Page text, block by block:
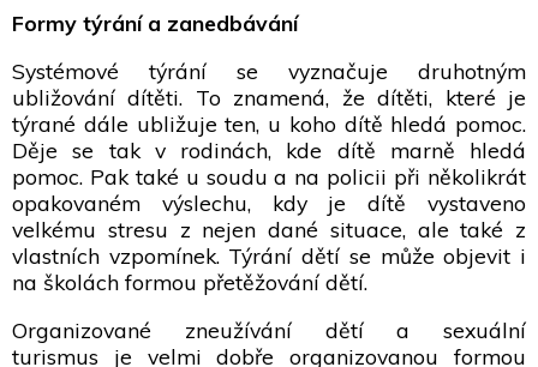
Formy týrání a zanedbávání
Systémové týrání se vyznačuje druhotným
ubližování dítěti. To znamená, že dítěti, které je
týrané dále ubližuje ten, u koho dítě hledá pomoc.
Děje se tak v rodinách, kde dítě marně hledá
pomoc. Pak také u soudu a na policii při několikrát
opakovaném výslechu, kdy je dítě vystaveno
velkému stresu z nejen dané situace, ale také z
vlastních vzpomínek. Týrání dětí se může objevit i
na školách formou přetěžování dětí.
Organizované zneužívání dětí a sexuální
turismus je velmi dobře organizovanou formou